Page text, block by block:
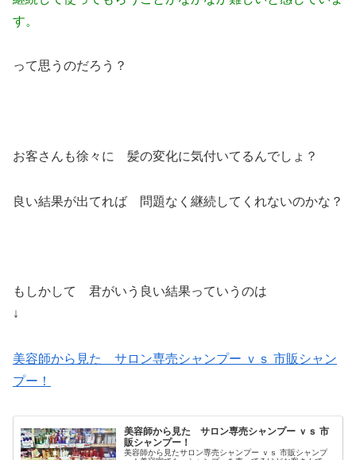
す。
って思うのだろう？
お客さんも徐々に 髪の変化に気付いてるんでしょ？
良い結果が出てれば 問題なく継続してくれないのかな？
もしかして 君がいう良い結果っていうのは
↓
美容師から見た サロン専売シャンプー ｖｓ 市販シャン
プー！
美容師から見た サロン専売シャンプー ｖｓ 市
販シャンプー！
美容師から見たサロン専売シャンプー ｖｓ 市販シャンプ